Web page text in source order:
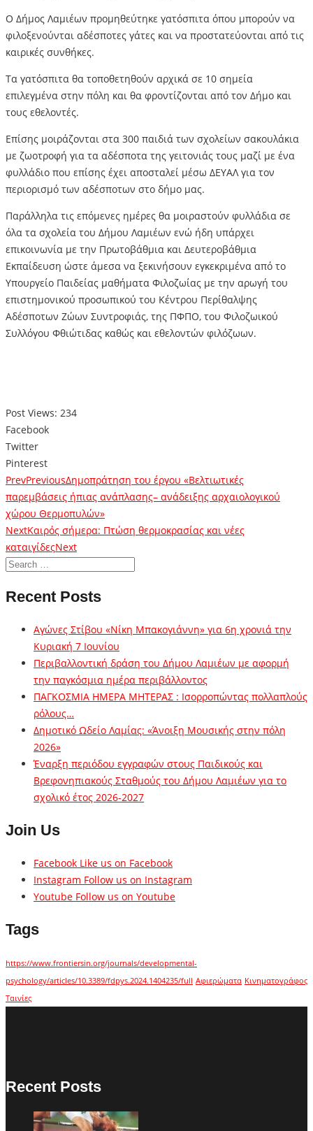
Ο Δήμος Λαμιέων προμηθεύτηκε γατόσπιτα όπου μπορούν να
φιλοξενούνται αδέσποτες γάτες και να προστατεύονται από τις
καιρικές συνθήκες.
Τα γατόσπιτα θα τοποθετηθούν αρχικά σε 10 σημεία
επιλεγμένα στην πόλη και θα φροντίζονται από τον Δήμο και
τους εθελοντές.
Επίσης μοιράζονται στα 300 παιδιά των σχολείων σακουλάκια
με ζωοτροφή για τα αδέσποτα της γειτονιάς τους μαζί με ένα
φυλλάδιο που επίσης έχει αποσταλεί μέσω ΔΕΥΑΛ για τον
περιορισμό των αδέσποτων στο δήμο μας.
Παράλληλα τις επόμενες ημέρες θα μοιραστούν φυλλάδια σε
όλα τα σχολεία του Δήμου Λαμιέων ενώ ήδη υπάρχει
επικοινωνία με την Πρωτοβάθμια και Δευτεροβάθμια
Εκπαίδευση ώστε άμεσα να ξεκινήσουν εγκεκριμένα από το
Υπουργείο Παιδείας μαθήματα Φιλοζωίας με την αρωγή του
επιστημονικού προσωπικού του Κέντρου Περίθαλψης
Αδέσποτων Ζώων Συντροφιάς, της ΠΦΠΟ, του Φιλοζωικού
Συλλόγου Φθιώτιδας καθώς και εθελοντών φιλόζωων.
Post Views: 234
Facebook
Twitter
Pinterest
PrevPreviousΔημοπράτηση του έργου «Βελτιωτικές
παρεμβάσεις ήπιας ανάπλασης– ανάδειξης αρχαιολογικού
χώρου Θερμοπυλών»
NextΚαιρός σήμερα: Πτώση θερμοκρασίας και νέες
καταιγίδεςNext
Recent Posts
Αγώνες Στίβου «Νίκη Μπακογιάννη» για 6η χρονιά την
Κυριακή 7 Ιουνίου
Περιβαλλοντική δράση του Δήμου Λαμιέων με αφορμή
την παγκόσμια ημέρα περιβάλλοντος
ΠΑΓΚΟΣΜΙΑ ΗΜΕΡΑ ΜΗΤΕΡΑΣ : Ισορροπώντας πολλαπλούς
ρόλους…
Δημοτικό Ωδείο Λαμίας: «Άνοιξη Μουσικής στην πόλη
2026»
Έναρξη περιόδου εγγραφών στους Παιδικούς και
Βρεφονηπιακούς Σταθμούς του Δήμου Λαμιέων για το
σχολικό έτος 2026-2027
Join Us
Facebook Like us on Facebook
Instagram Follow us on Instagram
Youtube Follow us on Youtube
Tags
https://www.frontiersin.org/journals/developmental-
psychology/articles/10.3389/fdpys.2024.1404235/full Αφιερώματα Κινηματογράφος
Ταινίες
Recent Posts